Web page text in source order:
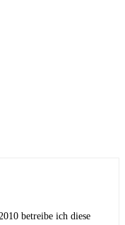
betreibe ich diese